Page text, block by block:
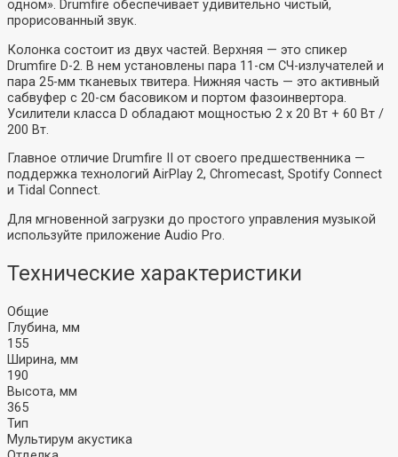
одном». Drumfire обеспечивает удивительно чистый,
прорисованный звук.
Колонка состоит из двух частей. Верхняя — это спикер
Drumfire D-2. В нем установлены пара 11-см СЧ-излучателей и
пара 25-мм тканевых твитера. Нижняя часть — это активный
сабвуфер с 20-см басовиком и портом фазоинвертора.
Усилители класса D обладают мощностью 2 х 20 Вт + 60 Вт /
200 Вт.
Главное отличие Drumfire II от своего предшественника —
поддержка технологий AirPlay 2, Chromecast, Spotify Connect
и Tidal Connect.
Для мгновенной загрузки до простого управления музыкой
используйте приложение Audio Pro.
Технические характеристики
Общие
Глубина, мм
155
Ширина, мм
190
Высота, мм
365
Тип
Мультирум акустика